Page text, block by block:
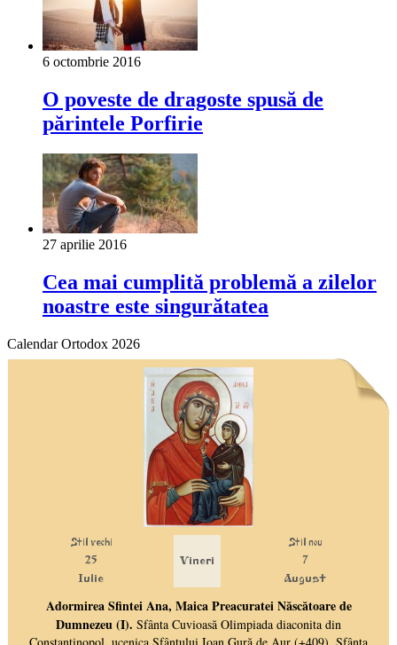
6 octombrie 2016
O poveste de dragoste spusă de
părintele Porfirie
27 aprilie 2016
Cea mai cumplită problemă a zilelor
noastre este singurătatea
Calendar Ortodox 2026